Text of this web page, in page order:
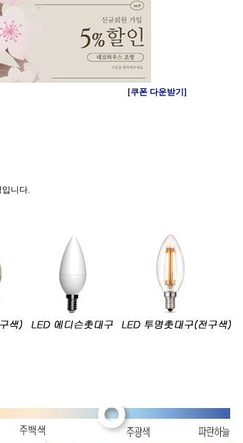
[쿠폰 다운받기]
니다.